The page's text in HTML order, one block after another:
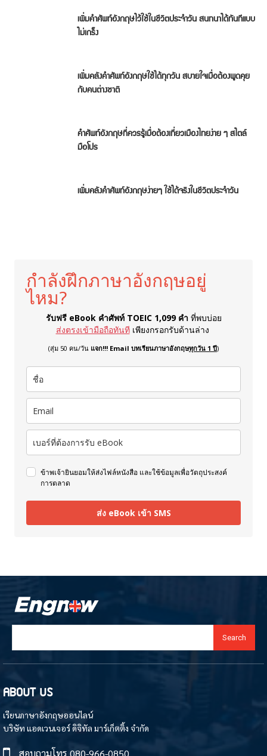
เพิ่มคำศัพท์อังกฤษไว้ใช้ในชีวิตประจำวัน สนทนาได้ทันทีแบบ
ไม่เกร็ง
เพิ่มคลังคำศัพท์อังกฤษใช้ได้ทุกวัน สบายใจเมื่อต้องพูดคุย
กับคนต่างชาติ
คำศัพท์อังกฤษที่ควรรู้เมื่อต้องเที่ยวเมืองไทยง่าย ๆ สไตล์
มือโปร
เพิ่มคลังคำศัพท์อังกฤษง่ายๆ ใช้ได้จริงในชีวิตประจำวัน
กำลังฝึกภาษาอังกฤษอยู่
ไหม?
รับฟรี eBook คำศัพท์ TOEIC 1,099 คำ ที่พบบ่อย
ส่งตรงเข้ามือถือทันที เพียงกรอกรับด้านล่าง
(สุ่ม 50 คน/วัน แจก!!! Email บทเรียนภาษาอังกฤษทุกวัน 1 ปี)
ข้าพเจ้ายินยอมให้ส่งไฟล์หนังสือ และใช้ข้อมูลเพื่อวัตถุประสงค์
การตลาด
ส่ง eBook เข้า SMS
Search
ABOUT US
เรียนภาษาอังกฤษออนไลน์
บริษัท แอดเวนเจอร์ ดิจิทัล มาร์เก็ตติ้ง จำกัด
สอบถามโทร 080-966-0850